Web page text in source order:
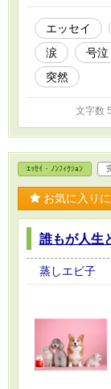
エッセイ
涙
号泣
突然
文字数
ｴｯｾｲ・ﾉﾝﾌｨｸｼｮﾝ
お気に入り
誰もが人生
蒸しエビ子